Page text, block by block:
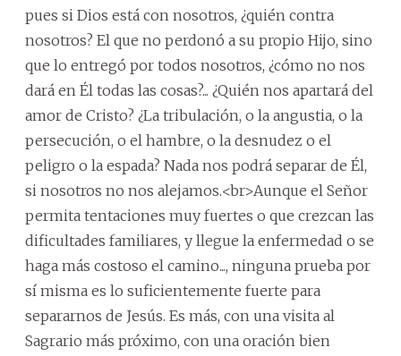
pues si Dios está con nosotros, ¿quién contra
nosotros? El que no perdonó a su propio Hijo, sino
que lo entregó por todos nosotros, ¿cómo no nos
dará en Él todas las cosas?... ¿Quién nos apartará del
amor de Cristo? ¿La tribulación, o la angustia, o la
persecución, o el hambre, o la desnudez o el
peligro o la espada? Nada nos podrá separar de Él,
si nosotros no nos alejamos.<br>Aunque el Señor
permita tentaciones muy fuertes o que crezcan las
dificultades familiares, y llegue la enfermedad o se
haga más costoso el camino..., ninguna prueba por
sí misma es lo suficientemente fuerte para
separarnos de Jesús. Es más, con una visita al
Sagrario más próximo, con una oración bien